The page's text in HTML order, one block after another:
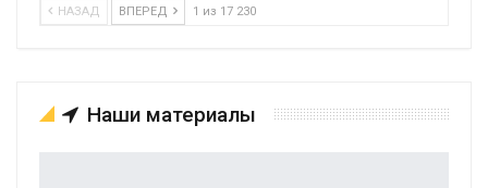
НАЗАД ВПЕРЕД 1 из 17 230
Наши материалы